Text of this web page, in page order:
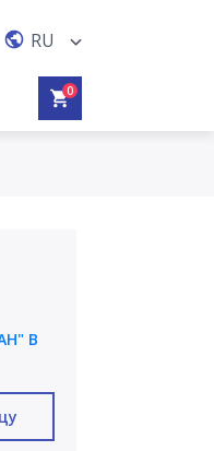
RU
0
В